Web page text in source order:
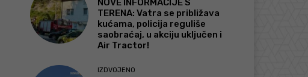
NOVE INFORMACIJE S
TERENA: Vatra se približava
kućama, policija reguliše
saobraćaj, u akciju uključen i
Air Tractor!
IZDVOJENO